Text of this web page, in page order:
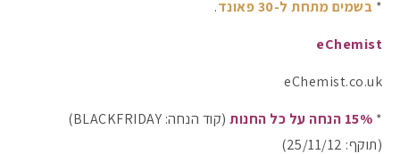
* בשמים מתחת ל-30 פאונד
.
eChemist
eChemist.co.uk
* 15% הנחה על כל החנות
(קוד הנחה: BLACKFRIDAY)
(תוקף: 25/11/12)